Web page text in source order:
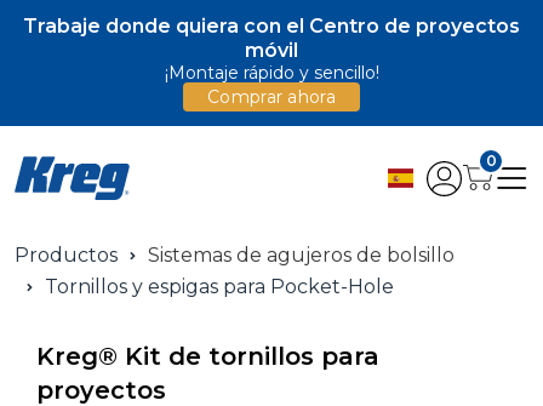
Trabaje donde quiera con el Centro de proyectos
móvil
¡Montaje rápido y sencillo!
Comprar ahora
0
Productos
Sistemas de agujeros de bolsillo
Tornillos y espigas para Pocket-Hole
Kreg® Kit de tornillos para
proyectos